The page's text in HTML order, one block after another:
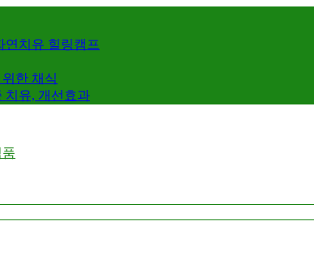
연치유 힐링캠프
한 채식
치유, 개선효과